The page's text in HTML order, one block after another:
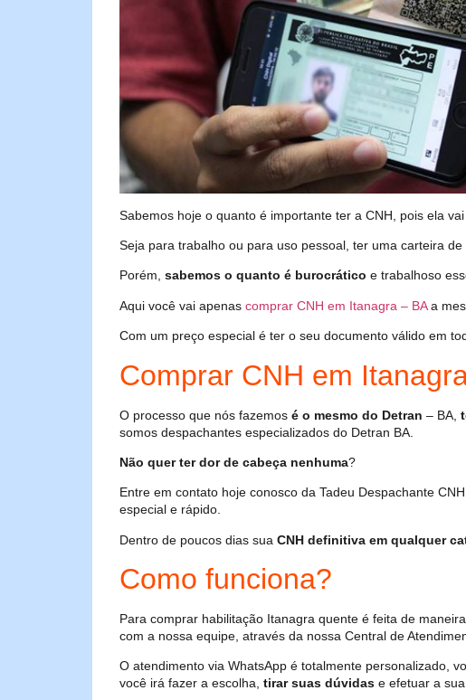
Sabemos hoje o quanto é importante ter a CNH, pois ela
Seja para trabalho ou para uso pessoal, ter uma carteira
Porém, sabemos o quanto é burocrático e trabalhoso
Aqui você vai apenas comprar CNH em Itanagra – BAa
Com um preço especial é ter o seu documento válido em
Comprar CNH em
O processo que nós fazemos é o mesmo do Detran – BA,
somos despachantes especializados do Detran BA.
Não quer ter dor de cabeça nenhuma?
Entre em contato hoje conosco da Tadeu Despachante
especial e rápido.
Dentro de poucos dias sua CNH definitiva em qualquer
Como funciona?
Para comprar habilitação Itanagra quente é feita de
com a nossa equipe, através da nossa Central de
O atendimento via WhatsApp é totalmente personalizado,
você irá fazer a escolha, tirar suas dúvidas e efetuar a